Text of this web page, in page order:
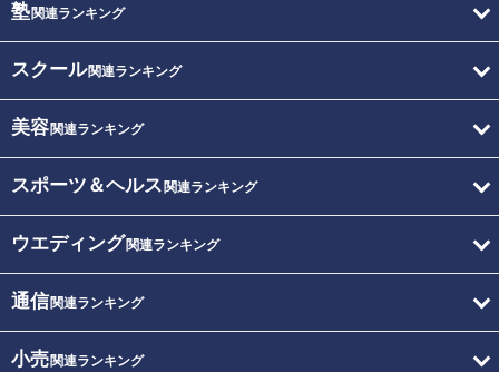
塾関連ランキング
スクール関連ランキング
美容関連ランキング
スポーツ＆ヘルス 関連ランキング
ウエディング関連ランキング
通信関連ランキング
小売関連ランキング